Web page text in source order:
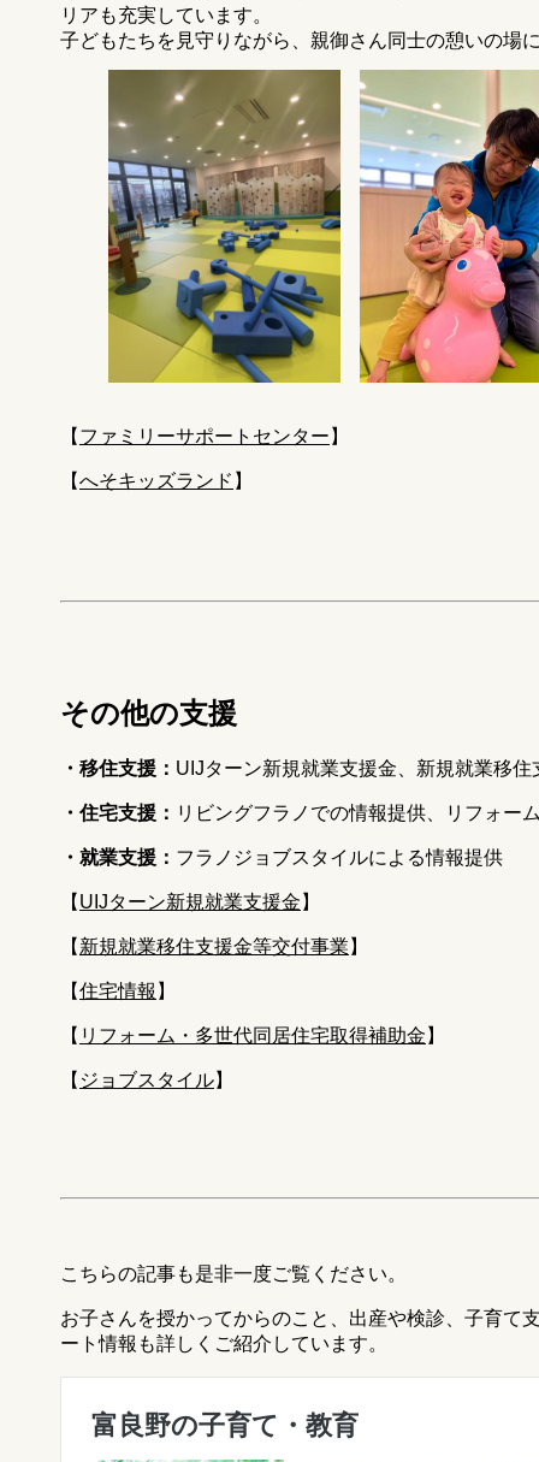
リアも充実しています。
子どもたちを見守りながら、親御さん同士の憩いの場
【 ファミリーサポートセンター 】
【へそキッズランド 】
その他の支援
・移住支援： UIJターン新規就業支援金、新規就業移住
・住宅支援： リビングフラノでの情報提供、リフォー
・就業支援： フラノジョブスタイルによる情報提供
【 UIJターン新規就業支援金 】
【 新規就業移住支援金等交付事業 】
【住宅情報 】
【 リフォーム・多世代同居住宅取得補助金 】
【 ジョブスタイル】
こちらの記事も是非一度ご覧ください。
お子さんを授かってからのこと、出産や検診、子育て
ート情報も詳しくご紹介しています。